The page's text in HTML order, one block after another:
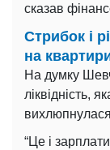
сказав
Стрибок і
на
На думку
ліквідність,
“Це і